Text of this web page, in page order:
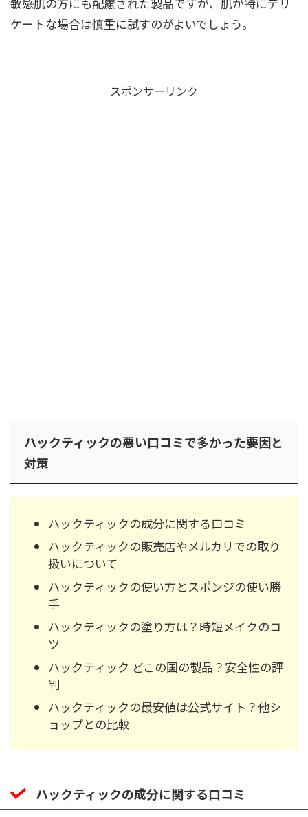
ケートな場合は慎重に試すのがよいでしょう。
スポンサーリンク
ハックティックの悪い口コミで多かった要因と
対策
ハックティックの成分に関する口コミ
ハックティックの販売店やメルカリでの取り
扱いについて
ハックティックの使い方とスポンジの使い勝
手
ハックティックの塗り方は？時短メイクのコ
ツ
ハックティック どこの国の製品？安全性の評
判
ハックティックの最安値は公式サイト？他シ
ョップとの比較
ハックティックの成分に関する口コミ